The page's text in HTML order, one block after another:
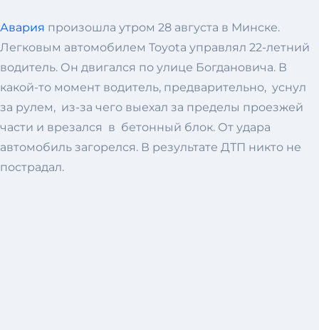
Авария произошла утром 28 августа в Минске.
Легковым автомобилем Toyota управлял 22-летний
водитель. Он двигался по улице Богдановича. В
какой-то момент водитель, предварительно, уснул
за рулем, из-за чего выехал за пределы проезжей
части и врезался в бетонный блок. От удара
автомобиль загорелся. В результате ДТП никто не
пострадал.